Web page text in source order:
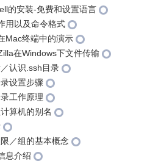
的安装-免费和设置语言
用以及命令格式
Mac终端中的演示
在Windows下文件传输
认识.ssh目录
设置步骤
工作原理
算机的别名
／组的基本概念
息介绍